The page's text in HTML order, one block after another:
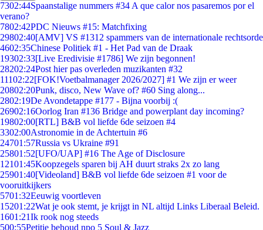
7302:44Spaanstalige nummers #34 A que calor nos pasaremos por el
verano?
7802:42PDC Nieuws #15: Matchfixing
29802:40[AMV] VS #1312 spammers van de internationale rechtsorde
4602:35Chinese Politiek #1 - Het Pad van de Draak
19302:33[Live Eredivisie #1786] We zijn begonnen!
28202:24Post hier pas overleden muzikanten #32
11102:22[FOK!Voetbalmanager 2026/2027] #1 We zijn er weer
20802:20Punk, disco, New Wave of? #60 Sing along...
2802:19De Avondetappe #177 - Bijna voorbij :(
26902:16Oorlog Iran #136 Bridge and powerplant day incoming?
19802:00[RTL] B&B vol liefde 6de seizoen #4
3302:00Astronomie in de Achtertuin #6
24701:57Russia vs Ukraine #91
25801:52[UFO/UAP] #16 The Age of Disclosure
12101:45Koopzegels sparen bij AH duurt straks 2x zo lang
25901:40[Videoland] B&B vol liefde 6de seizoen #1 voor de
vooruitkijkers
5701:32Eeuwig voortleven
15201:22Wat je ook stemt, je krijgt in NL altijd Links Liberaal Beleid.
1601:21Ik rook nog steeds
500:55Petitie behoud npo 5 Soul & Jazz